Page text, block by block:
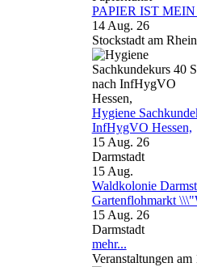
PAPIER IST MEIN
14 Aug. 26
Stockstadt am Rhein
Hygiene
InfHygVO Hessen,
15 Aug. 26
Darmstadt
15 Aug.
Waldkolonie
Gartenflohmarkt
15 Aug. 26
Darmstadt
mehr...
Veranstaltungen am